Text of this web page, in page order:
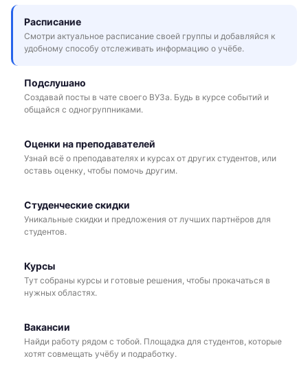
Расписание
Смотри актуальное расписание своей группы и добавляйся к
удобному способу отслеживать информацию о учёбе.
Подслушано
Создавай посты в чате своего ВУЗа. Будь в курсе событий и
общайся с одногруппниками.
Оценки на преподавателей
Узнай всё о преподавателях и курсах от других студентов, или
оставь оценку, чтобы помочь другим.
Студенческие скидки
Уникальные скидки и предложения от лучших партнёров для
студентов.
Курсы
Тут собраны курсы и готовые решения, чтобы прокачаться в
нужных областях.
Вакансии
Найди работу рядом с тобой. Площадка для студентов, которые
хотят совмещать учёбу и подработку.